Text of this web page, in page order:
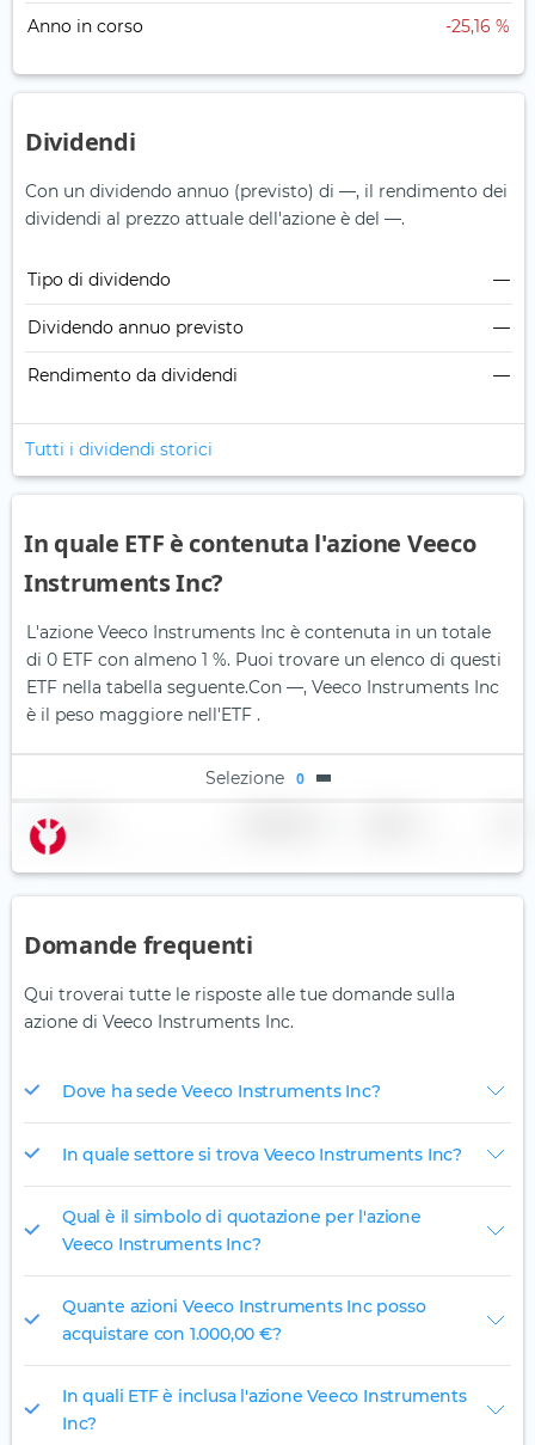
Anno in corso -25,16 %
Dividendi
Con un dividendo annuo (previsto) di —, il rendimento dei
dividendi al prezzo attuale dell'azione è del —.
Tipo di dividendo —
Dividendo annuo previsto —
Rendimento da dividendi —
Tutti i dividendi storici
In quale ETF è contenuta l'azione Veeco
Instruments Inc?
L'azione Veeco Instruments Inc è contenuta in un totale
di 0 ETF con almeno 1 %. Puoi trovare un elenco di questi
ETF nella tabella seguente.Con —, Veeco Instruments Inc
è il peso maggiore nell'ETF .
Selezione 0
Nome
Domande frequenti
Qui troverai tutte le risposte alle tue domande sulla
azione di Veeco Instruments Inc.
Dove ha sede Veeco Instruments Inc?
In quale settore si trova Veeco Instruments Inc?
Qual è il simbolo di quotazione per l'azione
Veeco Instruments Inc?
Quante azioni Veeco Instruments Inc posso
acquistare con 1.000,00 €?
In quali ETF è inclusa l'azione Veeco Instruments
Inc?